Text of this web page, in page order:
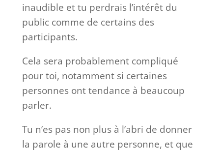
inaudible et tu perdrais l’intérêt du
public comme de certains des
participants.
Cela sera probablement compliqué
pour toi, notamment si certaines
personnes ont tendance à beaucoup
parler.
Tu n’es pas non plus à l’abri de donner
la parole à une autre personne, et que